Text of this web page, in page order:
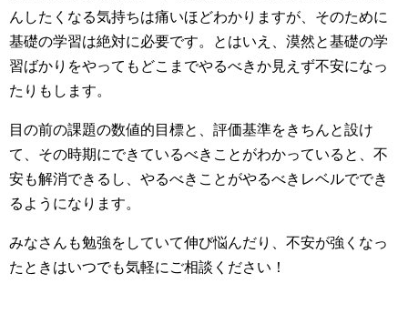
んしたくなる気持ちは痛いほどわかりますが、そのために
基礎の学習は絶対に必要です。とはいえ、漠然と基礎の学
習ばかりをやってもどこまでやるべきか見えず不安になっ
たりもします。
目の前の課題の数値的目標と、評価基準をきちんと設け
て、その時期にできているべきことがわかっていると、不
安も解消できるし、やるべきことがやるべきレベルででき
るようになります。
みなさんも勉強をしていて伸び悩んだり、不安が強くなっ
たときはいつでも気軽にご相談ください！